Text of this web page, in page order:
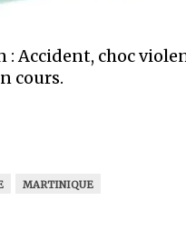
Accident, choc
cours.
MARTINIQUE